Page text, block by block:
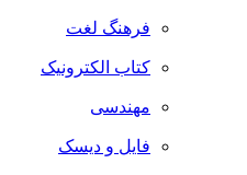
فرهنگ لغت
کتاب الکترونیک
مهندسی
فایل و دیسک